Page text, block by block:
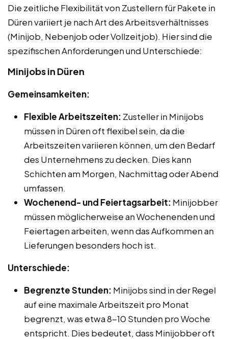
Die zeitliche Flexibilität von Zustellern für Pakete in
Düren variiert je nach Art des Arbeitsverhältnisses
(Minijob, Nebenjob oder Vollzeitjob). Hier sind die
spezifischen Anforderungen und Unterschiede:
Minijobs in Düren
Gemeinsamkeiten:
Flexible Arbeitszeiten: Zusteller in Minijobs
müssen in Düren oft flexibel sein, da die
Arbeitszeiten variieren können, um den Bedarf
des Unternehmens zu decken. Dies kann
Schichten am Morgen, Nachmittag oder Abend
umfassen.
Wochenend- und Feiertagsarbeit: Minijobber
müssen möglicherweise an Wochenenden und
Feiertagen arbeiten, wenn das Aufkommen an
Lieferungen besonders hoch ist.
Unterschiede:
Begrenzte Stunden: Minijobs sind in der Regel
auf eine maximale Arbeitszeit pro Monat
begrenzt, was etwa 8-10 Stunden pro Woche
entspricht. Dies bedeutet, dass Minijobber oft